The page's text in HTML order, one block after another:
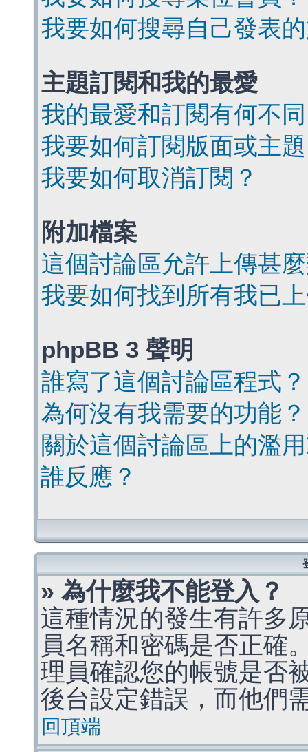
我要如何搜尋自己發表
主題訂閱和我的最愛
我的最愛和訂閱有何不
我要如何訂閱版面或主
我要如何取消訂閱？
附加檔案
這個討論區允許上傳甚
我要如何找到所有我已
phpBB 3 聲明
誰寫了這個討論區程式？
為何沒有我需要的功能？
關於這個討論區上的濫
誰反應？
» 為什麼我不能登入？
這種情況的發生有許多
員名稱和密碼是否正確
理員確認您的帳號是否
後台設定錯誤，而他們
回頂端